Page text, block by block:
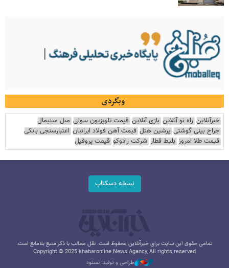
وبگردی
خبرآنلاین راه نو آنلاین بازی آنلاین قیمت تلویزیون سونی مبل مینیمال
جراح بینی گوشتی پرشین هتل قیمت آهن فولاد ایرانیان اعتبارسنجی بانکی
قیمت طلا امروز بلیط قطار شرکت رادوکو قیمت پروفیل
نسخه دسکتاپ
تمامی حقوق این سایت برای خبرآنلاین محفوظ است. نقل مطالب با ذکر منبع بلامانع است.
Copyright © 2025 khabaronline News Agancy, All rights reserved
طراحی و تولید: نستوه